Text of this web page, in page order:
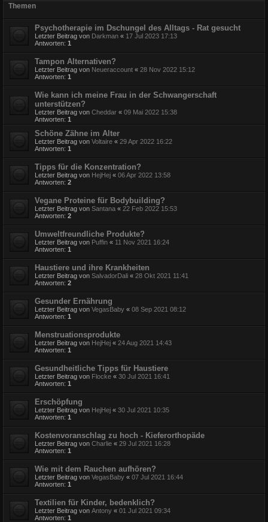
Themen
Psychotherapie im Dschungel des Alltags - Rat gesucht
Letzter Beitrag von Darkman « 17 Jul 2023 17:13
Antworten: 1
Tampon Alternativen?
Letzter Beitrag von Neueraccount « 28 Nov 2022 15:12
Antworten: 1
Wie kann ich meine Frau in der Schwangerschaft
unterstützen?
Letzter Beitrag von Cheddar « 09 Mai 2022 15:38
Antworten: 1
Schöne Zähne im Alter
Letzter Beitrag von Voltaire « 29 Apr 2022 16:22
Antworten: 1
Tipps für die Konzentration?
Letzter Beitrag von HejHej « 06 Apr 2022 13:58
Antworten: 2
Vegane Proteine für Bodybuilding?
Letzter Beitrag von Santana « 22 Feb 2022 15:53
Antworten: 2
Umweltfreundliche Produkte?
Letzter Beitrag von Puffin « 11 Nov 2021 16:24
Antworten: 1
Haustiere und ihre Krankheiten
Letzter Beitrag von SalvadorDali « 28 Okt 2021 11:41
Antworten: 2
Gesunder Ernährung
Letzter Beitrag von VegasBaby « 08 Sep 2021 08:12
Antworten: 1
Menstruationsprodukte
Letzter Beitrag von HejHej « 24 Aug 2021 14:43
Antworten: 1
Gesundheitliche Tipps für Haustiere
Letzter Beitrag von Flocke « 30 Jul 2021 16:41
Antworten: 1
Erschöpfung
Letzter Beitrag von HejHej « 30 Jul 2021 10:35
Antworten: 1
Kostenvoranschlag zu hoch - Kieferorthopäde
Letzter Beitrag von Charlie « 29 Jul 2021 16:28
Antworten: 1
Wie mit dem Rauchen aufhören?
Letzter Beitrag von VegasBaby « 07 Jul 2021 16:44
Antworten: 1
Textilien für Kinder, bedenklich?
Letzter Beitrag von Antony « 01 Jul 2021 09:34
Antworten: 1